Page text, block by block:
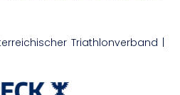
Triathlonverband |